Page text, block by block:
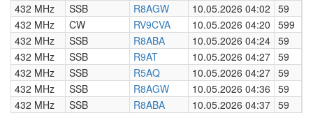
432 MHz
SSB R8AGW 10.05.2026 04:02 59
432 MHz
CW RV9CVA 10.05.2026 04:20 599
432 MHz
SSB R8ABA 10.05.2026 04:24 59
432 MHz
SSB R9AT 10.05.2026 04:27 59
432 MHz
SSB R5AQ 10.05.2026 04:27 59
432 MHz
SSB R8AGW 10.05.2026 04:36 59
432 MHz
SSB R8ABA 10.05.2026 04:37 59